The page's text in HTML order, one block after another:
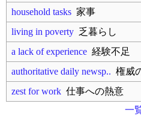
household tasks 家事
living in poverty 乏暮らし
a lack of experience 経験不足
authoritative daily newsp.. 権威
zest for work 仕事への熱意
一